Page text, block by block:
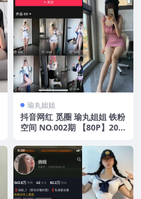
瑜丸姐姐
抖音网红 觅圈 瑜丸姐姐 铁粉
空间 NO.002期 【80P】202